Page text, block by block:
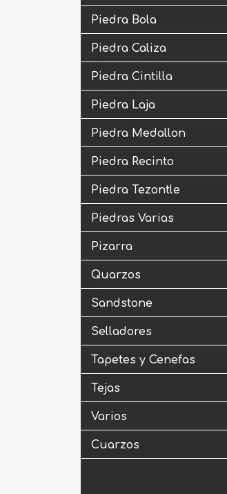
Piedra Bola
Piedra Caliza
Piedra Cintilla
Piedra Laja
Piedra Medallon
Piedra Recinto
Piedra Tezontle
Piedras Varias
Pizarra
Quarzos
Sandstone
Selladores
Tapetes y Cenefas
Tejas
Varios
Cuarzos